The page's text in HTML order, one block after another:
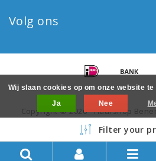
Volg ons
Copyright © 2026 - Haarshop
haarproducten - All rights reserved
Filter your
Wij slaan cookies op om onze website
Ja
Nee